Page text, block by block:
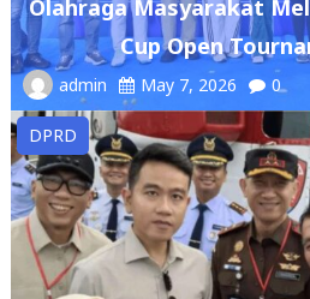
admin May 7, 2026 0
DPRD
Ketua DPRD Lampung